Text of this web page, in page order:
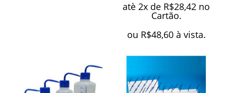
atè 2x de R$28,42 no
Cartão.
ou R$48,60 à vista.